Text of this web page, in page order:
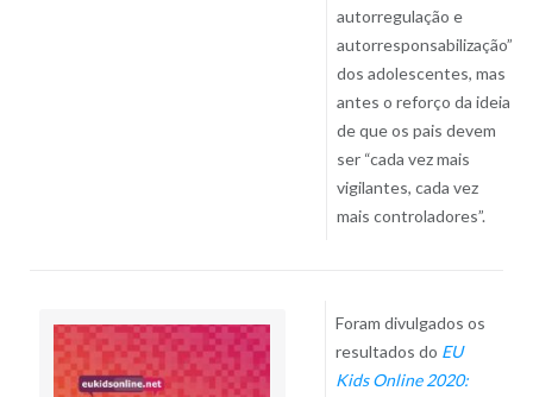
autorregulação e
autorresponsabilização”
dos adolescentes, mas
antes o reforço da ideia
de que os pais devem
ser “cada vez mais
vigilantes, cada vez
mais controladores”.
Foram divulgados os
resultados do EU
Kids Online 2020: